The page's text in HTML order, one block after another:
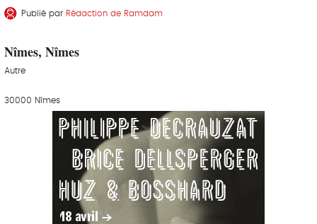
Publié par Rédaction de Ramdam
Nîmes, Nîmes
Autre
30000 Nîmes